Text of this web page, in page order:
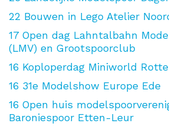
22 Bouwen in Lego Atelier
17 Open dag Lahntalbahn
(LMV) en Grootspoorclub
16 Koploperdag Miniworld
16 31e Modelshow Europe Ede
16 Open huis
Baroniespoor Etten-Leur